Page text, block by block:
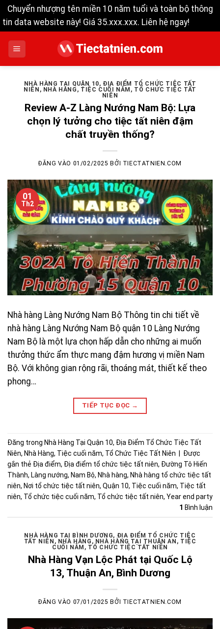
Chuyển nhượng tên miền 10 năm tuổi và toàn bộ thông
tin data website này! Giá 35.xxx.xxx. Liên hệ ngay!
nội
NHÀ HÀNG TẠI QUẬN 10, ĐỊA ĐIỂM TỔ CHỨC TIỆC TẤT
NIÊN , NHÀ HÀNG , TIỆC CUỐI NĂM , TỔ CHỨC TIỆC TẤT
NIÊN
Review A-Z Làng Nướng Nam Bộ: Lựa
chọn lý tưởng cho tiệc tất niên đậm
chất truyền thống?
ĐĂNG VÀO 01/02/2025 BỞI TIECTATNIEN.COM
01
Th2
Nhà hàng Làng Nướng Nam Bộ Thông tin chi tiết về
nhà hàng Làng Nướng Nam Bộ quận 10 Làng Nướng
Nam Bộ là một lựa chọn hấp dẫn cho những ai muốn
thưởng thức ẩm thực mang đậm hương vị miền Nam
Bộ. Với không gian rộng rãi, thoáng mát, thiết kế theo
phong…
TIẾP TỤC ĐỌC →
Đăng trong Nhà Hàng Tại Quận 10, Địa Điểm Tổ Chức Tiệc Tất
Niên, Nhà Hàng, Tiệc cuối năm, Tổ Chức Tiệc Tất Niên
Được
gắn thẻ Địa điểm, Địa điểm tổ chức tiệc tất niên, Đường Tô Hiến
Thành, Làng nướng, Nam Bộ, Nhà hàng, Nhà hàng tổ chức tiệc tất
niên, Nơi tổ chức tiệc tất niên, Quận 10, Tiệc cuối năm, Tiệc tất
niên, Tổ chức tiệc cuối năm, Tổ chức tiệc tất niên, Year end party
1 Bình luận
NHÀ HÀNG TẠI BÌNH DƯƠNG, ĐỊA ĐIỂM TỔ CHỨC TIỆC
TẤT NIÊN , NHÀ HÀNG , NHÀ HÀNG TẠI THUẬN AN , TIỆC
CUỐI NĂM , TỔ CHỨC TIỆC TẤT NIÊN
Nhà Hàng Vạn Lộc Phát tại Quốc Lộ
13, Thuận An, Bình Dương
ĐĂNG VÀO 07/01/2025 BỞI TIECTATNIEN.COM